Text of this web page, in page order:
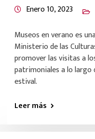
Enero 10, 2023
Museos en verano es
Ministerio de las
promover las visitas a
patrimoniales a lo largo
estival.
Leer más